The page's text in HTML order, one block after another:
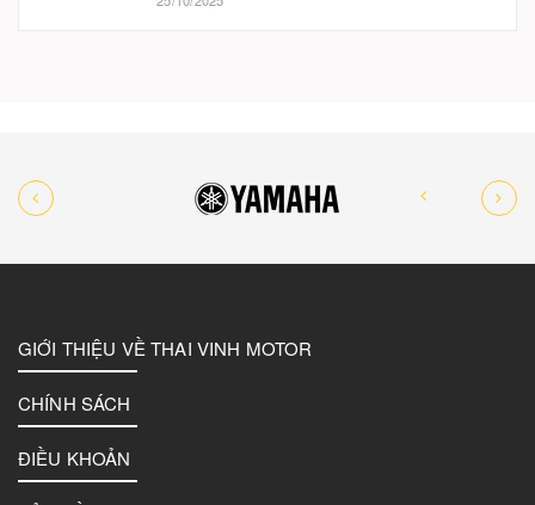
GIỚI THIỆU VỀ THAI VINH MOTOR
CHÍNH SÁCH
ĐIỀU KHOẢN